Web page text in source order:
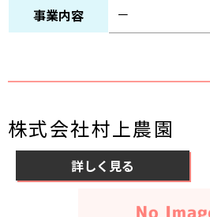
事業内容
－
株式会社村上農園
詳しく見る